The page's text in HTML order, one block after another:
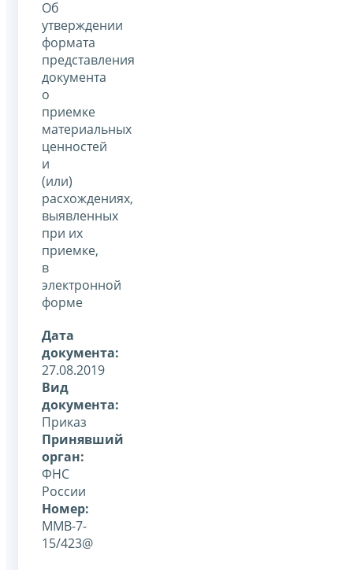
Об
утверждении
формата
представления
документа
о
приемке
материальных
ценностей
и
(или)
расхождениях,
выявленных
при их
приемке,
в
электронной
форме
Дата
документа:
27.08.2019
Вид
документа:
Приказ
Принявший
орган:
ФНС
России
Номер:
ММВ-7-
15/423@